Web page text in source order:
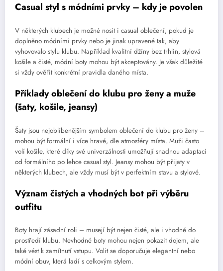
Casual styl s módními prvky – kdy je povolen
V některých klubech je možné nosit i casual oblečení, pokud je
doplněno módními prvky nebo je jinak upravené tak, aby
vyhovovalo stylu klubu. Například kvalitní džíny bez trhlin, stylová
košile a čisté, módní boty mohou být akceptovány. Je však důležité
si vždy ověřit konkrétní pravidla daného místa.
Příklady oblečení do klubu pro ženy a muže
(šaty, košile, jeansy)
Šaty jsou nejoblíbenějším symbolem oblečení do klubu pro ženy –
mohou být formální i více hravé, dle atmosféry místa. Muži často
volí košile, které díky své univerzálnosti umožňují snadnou adaptaci
od formálního po lehce casual styl. Jeansy mohou být přijaty v
některých klubech, ale vždy musí být v perfektním stavu a stylové.
Význam čistých a vhodných bot při výběru
outfitu
Boty hrají zásadní roli – musejí být nejen čisté, ale i vhodné do
prostředí klubu. Nevhodné boty mohou nejen pokazit dojem, ale
také vést k zamítnutí vstupu. Volit se doporučuje elegantní nebo
módní obuv, která ladí s celkovým stylem.